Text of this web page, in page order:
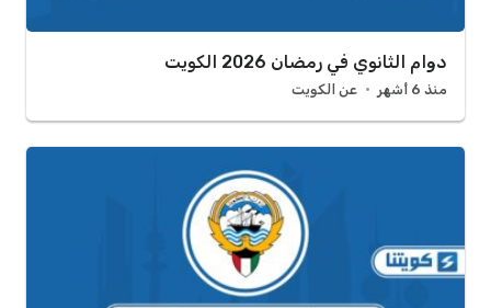
دوام الثانوي في رمضان 2026 الكويت
منذ 6 أشهر عن الكويت